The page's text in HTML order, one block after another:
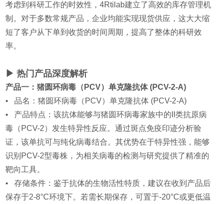
考虑到科研工作的时效性，4Rtilab建立了高效的库存管理机
制。对于多数常规产品，企业均能实现现货供应，这大大缩
短了客户从下单到收货的时间周期，提高了整体的科研效
率。
▶ 热门产品深度解析
产品一：猪圆环病毒（PCV）单克隆抗体 (PCV-2-A)
• 品名：猪圆环病毒（PCV）单克隆抗体 (PCV-2-A)
• 产品特点：该抗体能够与猪圆环病毒家族中的II类抗原病
毒（PCV-2）发生特异性反应。通过斑点免疫印迹分析验
证，该单抗可与纯化病毒结合。其优势在于特异性强，能够
识别PCV-2型毒株，为相关病毒的检测与研究提供了精准的
靶向工具。
• 存储条件：鉴于抗体的生物活性特质，建议在收到产品后
保存于2-8°C环境下。若需长期保存，可置于-20°C或更低温